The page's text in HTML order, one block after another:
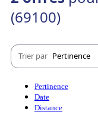
(69100)
Trier par Pertinence
Pertinence
Date
Distance